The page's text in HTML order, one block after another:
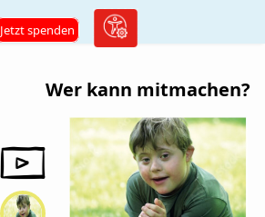
Jetzt spenden
Wer kann mitmachen?